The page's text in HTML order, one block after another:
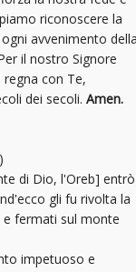
riconoscere la
avvenimento
il nostro Signore
con Te,
dei secoli. Amen.
di Dio, l'Oreb] entrò
gli fu rivolta la
e fermati sul monte
impetuoso e